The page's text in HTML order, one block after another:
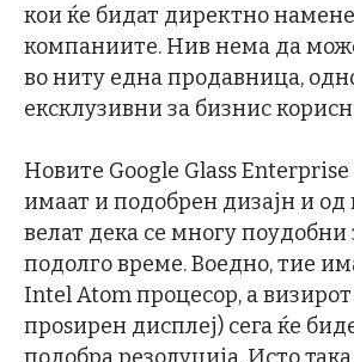
кои ќе бидат директно
компаниите. Нив нема да
во ниту една продавница,
ексклузивни за бизнис
Новите Google Glass
имаат и подобрен дизајн и од
велат дека се многу поудобни
подолго време. Воедно, тие
Intel Atom процесор, а
проѕирен дисплеј) сега ќе
подобра резолуција. Исто